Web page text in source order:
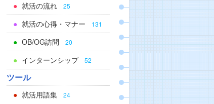
就活の流れ 25
就活の心得・マナー 131
OB/OG訪問 20
インターンシップ 52
ツール
就活用語集 24